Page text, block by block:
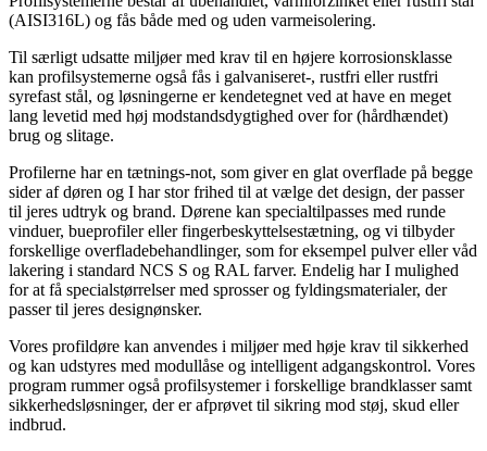
(AISI316L) og fås både med og uden varmeisolering.
Til særligt udsatte miljøer med krav til en højere korrosionsklasse
kan profilsystemerne også fås i galvaniseret-, rustfri eller rustfri
syrefast stål, og løsningerne er kendetegnet ved at have en meget
lang levetid med høj modstandsdygtighed over for (hårdhændet)
brug og slitage.
Profilerne har en tætnings-not, som giver en glat overflade på begge
sider af døren og I har stor frihed til at vælge det design, der passer
til jeres udtryk og brand. Dørene kan specialtilpasses med runde
vinduer, bueprofiler eller fingerbeskyttelsestætning, og vi tilbyder
forskellige overfladebehandlinger, som for eksempel pulver­ eller våd
lakering i standard NCS S­ og RAL farver. Endelig har I mulighed
for at få specialstørrelser med sprosser og fyldingsmaterialer, der
passer til jeres designønsker.
Vores profildøre kan anvendes i miljøer med høje krav til sikkerhed
og kan udstyres med modullåse og intelligent adgangskontrol. Vores
program rummer også profilsystemer i forskellige brandklasser samt
sikkerhedsløsninger, der er afprøvet til sikring mod støj, skud eller
indbrud.